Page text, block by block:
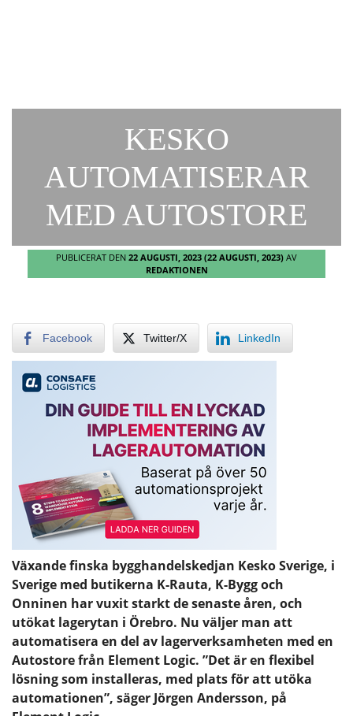
KESKO
AUTOMATISERAR
MED AUTOSTORE
PUBLICERAT DEN 22 AUGUSTI, 2023 (22 AUGUSTI, 2023) AV
REDAKTIONEN
Facebook Twitter/X LinkedIn
Växande finska bygghandelskedjan Kesko Sverige, i
Sverige med butikerna K-Rauta, K-Bygg och
Onninen har vuxit starkt de senaste åren, och
utökat lagerytan i Örebro. Nu väljer man att
automatisera en del av lagerverksamheten med en
Autostore från Element Logic. ”Det är en flexibel
lösning som installeras, med plats för att utöka
automationen”, säger Jörgen Andersson, på